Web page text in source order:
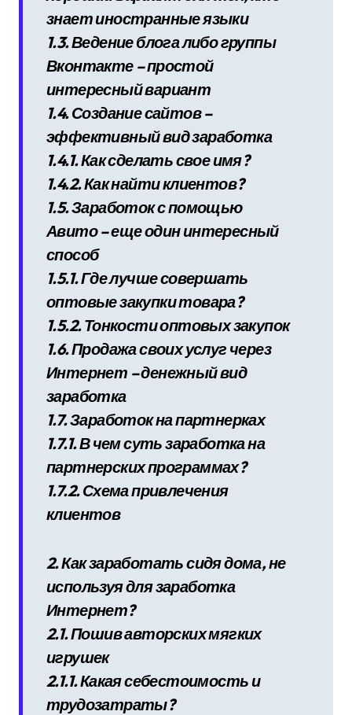
знает иностранные языки
1.3. Ведение блога либо группы
Вконтакте – простой
интересный вариант
1.4. Создание сайтов –
эффективный вид заработка
1.4.1. Как сделать свое имя?
1.4.2. Как найти клиентов?
1.5. Заработок с помощью
Авито – еще один интересный
способ
1.5.1. Где лучше совершать
оптовые закупки товара?
1.5.2. Тонкости оптовых закупок
1.6. Продажа своих услуг через
Интернет – денежный вид
заработка
1.7. Заработок на партнерках
1.7.1. В чем суть заработка на
партнерских программах?
1.7.2. Схема привлечения
клиентов
2. Как заработать сидя дома, не
используя для заработка
Интернет?
2.1. Пошив авторских мягких
игрушек
2.1.1. Какая себестоимость и
трудозатраты?